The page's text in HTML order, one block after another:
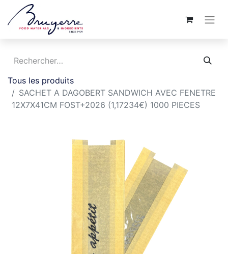
Tous les produits
SACHET A DAGOBERT SANDWICH AVEC FENETRE
12X7X41CM FOST+2026 (1,17234€) 1000 PIECES